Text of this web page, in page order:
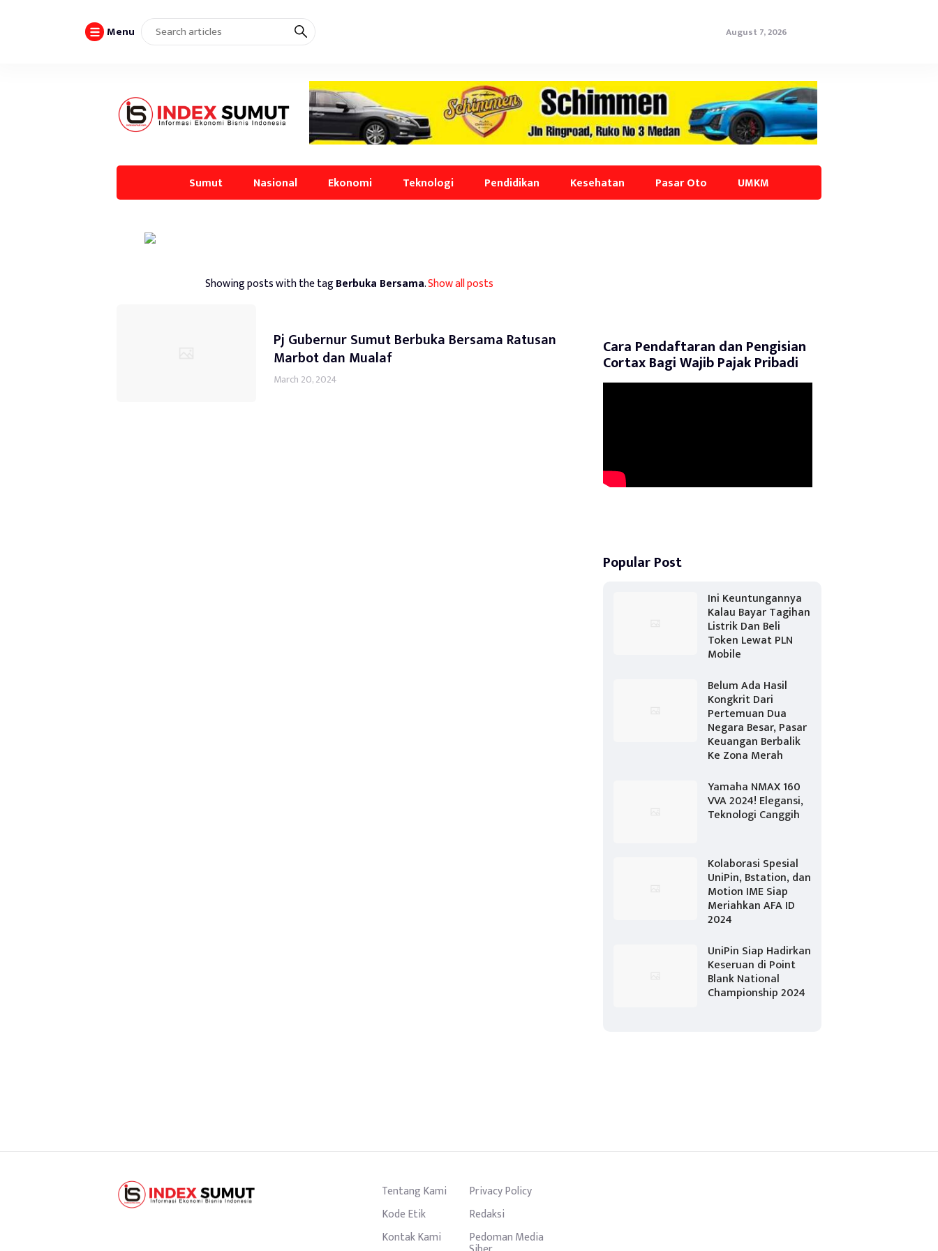
Menu August 7, 2026
Sumut Nasional Ekonomi Teknologi Pendidikan Kesehatan Pasar Oto UMKM
Showing posts with the tagBerbuka Bersama.Show all posts
Pj Gubernur Sumut Berbuka Bersama Ratusan
Marbot dan Mualaf
March 20, 2024
Cara Pendaftaran dan Pengisian
Cortax Bagi Wajib Pajak Pribadi
Popular Post
Ini Keuntungannya
Kalau Bayar Tagihan
Listrik Dan Beli
Token Lewat PLN
Mobile
Belum Ada Hasil
Kongkrit Dari
Pertemuan Dua
Negara Besar, Pasar
Keuangan Berbalik
Ke Zona Merah
Yamaha NMAX 160
VVA 2024! Elegansi,
Teknologi Canggih
Kolaborasi Spesial
UniPin, Bstation, dan
Motion IME Siap
Meriahkan AFA ID
2024
UniPin Siap Hadirkan
Keseruan di Point
Blank National
Championship 2024
Tentang Kami
Privacy Policy
Kode Etik
Redaksi
Kontak Kami
Pedoman Media